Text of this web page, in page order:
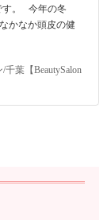
す。 今年の冬
かなか頭皮の健
葉【BeautySalon